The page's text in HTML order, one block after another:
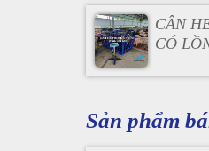
CÂN
CÓ
Sản phẩm